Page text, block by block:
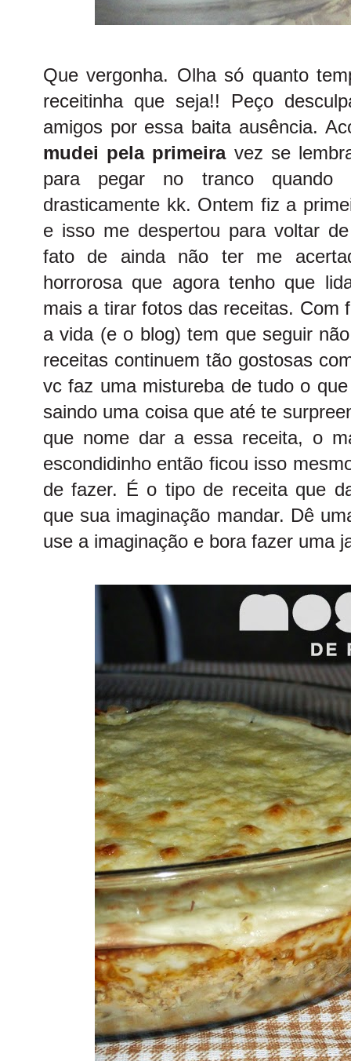
Que vergonha. Olha só quanto
receitinha que seja!! Peço
amigos por essa baita ausência.
mudei pela primeiravez se
para pegar no tranco quando
drasticamente kk. Ontem fiz a
e isso me despertou para voltar
fato de ainda não ter me
horrorosa que agora tenho que
mais a tirar fotos das receitas. Com
a vida (e o blog) tem que seguir
receitas continuem tão gostosas
vc faz uma mistureba de tudo o
saindo uma coisa que até te
que nome dar a essa receita, o
escondidinho então ficou isso
de fazer. É o tipo de receita que
que sua imaginação mandar. Dê
use a imaginação e bora fazer uma